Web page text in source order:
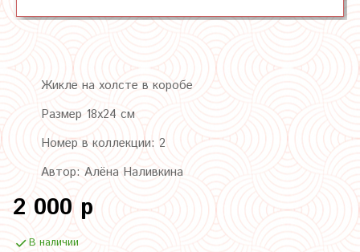
Жикле на холсте в коробе
Размер 18х24 см
Номер в коллекции: 2
Автор: Алёна Наливкина
2 000 р
В наличии